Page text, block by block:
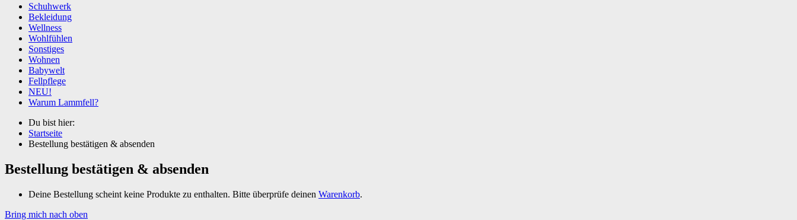
Schuhwerk
Bekleidung
Wellness
Wohlfühlen
Sonstiges
Wohnen
Babywelt
Fellpflege
NEU!
Warum Lammfell?
Du bist hier:
Startseite
Bestellung bestätigen & absenden
Bestellung bestätigen & absenden
Deine Bestellung scheint keine Produkte zu enthalten. Bitte überprüfe deinen Warenkorb.
Bring mich nach oben